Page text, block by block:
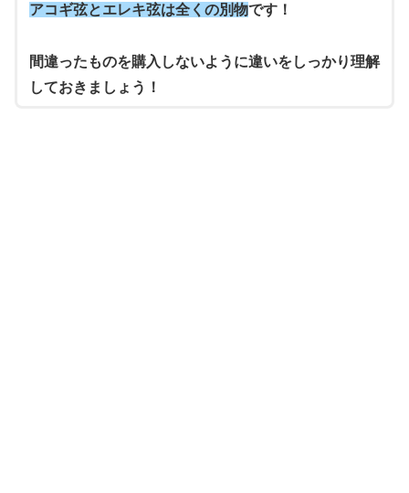
アコギ弦とエレキ弦は全くの別物です！
間違ったものを購入しないように違いをしっかり理解
しておきましょう！